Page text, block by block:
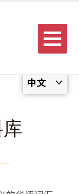
中文
Menu